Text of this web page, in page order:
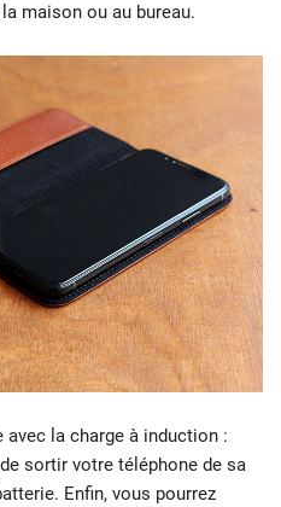
maison ou au bureau.
la charge à induction :
sortir votre téléphone de sa
Enfin, vous pourrez